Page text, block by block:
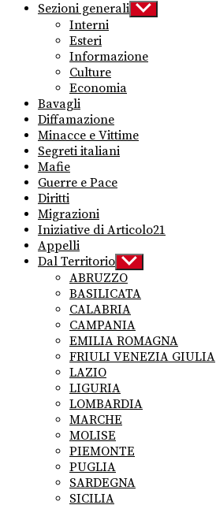
Sezioni generali Show
sub
Interni
Esteri
Informazione
Culture
Economia
Bavagli
Diffamazione
Minacce e Vittime
Segreti italiani
Mafie
Guerre e Pace
Diritti
Migrazioni
Iniziative di Articolo21
Appelli
Dal Territorio Show
sub
menu
ABRUZZO
BASILICATA
CALABRIA
CAMPANIA
EMILIA ROMAGNA
FRIULI VENEZIA GIULIA
LAZIO
LIGURIA
LOMBARDIA
MARCHE
MOLISE
PIEMONTE
PUGLIA
SARDEGNA
SICILIA